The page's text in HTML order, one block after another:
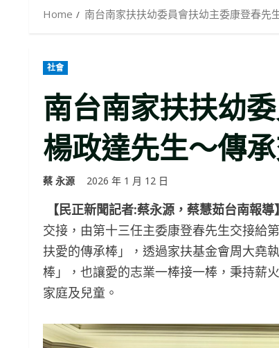
Home 南台南家扶扶幼委員會扶幼主委康登春先
社會
南台南家扶扶幼
楊政達先生～傳
蔡 永源 2026 年 1 月 12 日
【民正新聞記者:蔡永源，蔡慧茹台南報導】
交接，由第十三任主委康登春先生交接給
扶愛的傳承棒」，透過家扶基金會周大堯
棒」，也讓愛的志業一棒接一棒，秉持薪
家庭及兒童。